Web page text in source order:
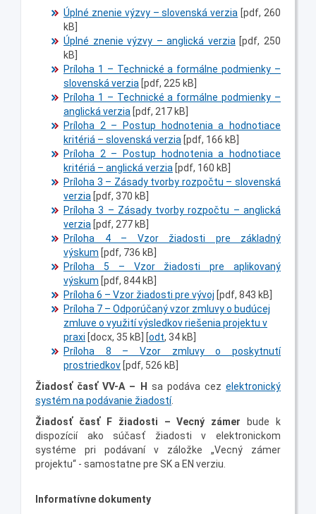
Úplné znenie výzvy – slovenská verzia [pdf, 260
kB]
Úplné znenie výzvy – anglická verzia [pdf, 250
kB]
Príloha 1 – Technické a formálne podmienky –
slovenská verzia [pdf, 225 kB]
Príloha 1 – Technické a formálne podmienky –
anglická verzia [pdf, 217 kB]
Príloha 2 – Postup hodnotenia a hodnotiace
kritériá – slovenská verzia [pdf, 166 kB]
Príloha 2 – Postup hodnotenia a hodnotiace
kritériá – anglická verzia [pdf, 160 kB]
Príloha 3 – Zásady tvorby rozpočtu – slovenská
verzia [pdf, 370 kB]
Príloha 3 – Zásady tvorby rozpočtu – anglická
verzia [pdf, 277 kB]
Príloha 4 – Vzor žiadosti pre základný
výskum [pdf, 736 kB]
Príloha 5 – Vzor žiadosti pre aplikovaný
výskum [pdf, 844 kB]
Príloha 6 – Vzor žiadosti pre vývoj [pdf, 843 kB]
Príloha 7 – Odporúčaný vzor zmluvy o budúcej
zmluve o využití výsledkov riešenia projektu v
praxi [docx, 35 kB] [odt, 34 kB]
Príloha 8 – Vzor zmluvy o poskytnutí
prostriedkov [pdf, 526 kB]
Žiadosť časť VV-A – H sa podáva cez elektronický
systém na podávanie žiadostí.
Žiadosť časť F žiadosti – Vecný zámer
bude k
dispozícií ako súčasť žiadosti v elektronickom
systéme pri podávaní v záložke „Vecný zámer
projektu“ - samostatne pre SK a EN verziu.
Informatívne dokumenty